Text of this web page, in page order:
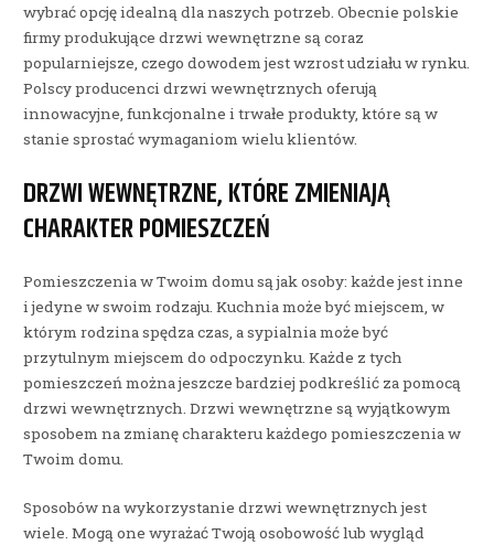
wybrać opcję idealną dla naszych potrzeb. Obecnie polskie
firmy produkujące drzwi wewnętrzne są coraz
popularniejsze, czego dowodem jest wzrost udziału w rynku.
Polscy producenci drzwi wewnętrznych oferują
innowacyjne, funkcjonalne i trwałe produkty, które są w
stanie sprostać wymaganiom wielu klientów.
DRZWI WEWNĘTRZNE, KTÓRE ZMIENIAJĄ
CHARAKTER POMIESZCZEŃ
Pomieszczenia w Twoim domu są jak osoby: każde jest inne
i jedyne w swoim rodzaju. Kuchnia może być miejscem, w
którym rodzina spędza czas, a sypialnia może być
przytulnym miejscem do odpoczynku. Każde z tych
pomieszczeń można jeszcze bardziej podkreślić za pomocą
drzwi wewnętrznych. Drzwi wewnętrzne są wyjątkowym
sposobem na zmianę charakteru każdego pomieszczenia w
Twoim domu.
Sposobów na wykorzystanie drzwi wewnętrznych jest
wiele. Mogą one wyrażać Twoją osobowość lub wygląd